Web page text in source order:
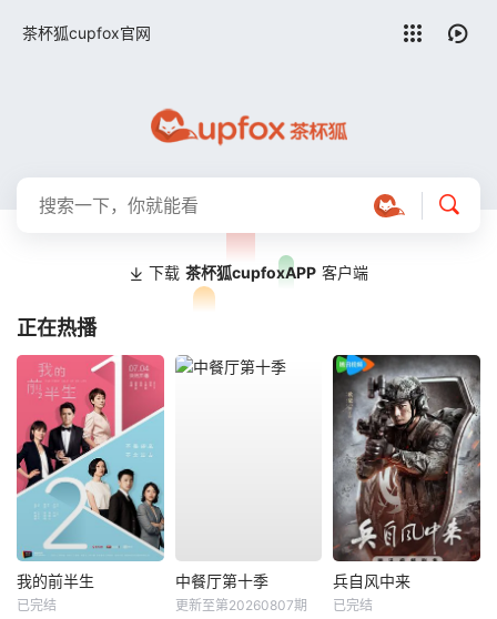
茶杯狐cupfox官网
下载 茶杯狐cupfoxAPP 客户端
正在热播
我的前半生
已完结
中餐厅第十季
更新至第20260807期
兵自风中来
已完结